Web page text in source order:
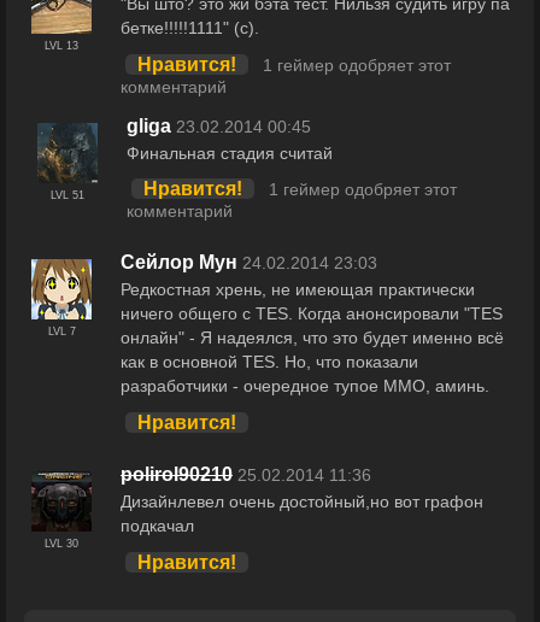
LVL 13
бетке!!!!!1111" (с).
Нравится!
1 геймер одобряет этот
комментарий
LVL 51
gliga 23.02.2014 00:45
Финальная стадия считай
Нравится!
1 геймер одобряет этот
комментарий
LVL 7
Сейлор Мун 24.02.2014 23:03
Редкостная хрень, не имеющая практически
ничего общего с TES. Когда анонсировали "TES
онлайн" - Я надеялся, что это будет именно всё
как в основной TES. Но, что показали
разработчики - очередное тупое ММО, аминь.
Нравится!
LVL 30
polirol90210 25.02.2014 11:36
Дизайнлевел очень достойный,но вот графон
подкачал
Нравится!